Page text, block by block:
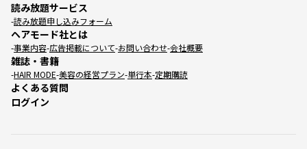
読み放題サービス
読み放題申し込みフォーム
ヘアモード社とは
事業内容 広告掲載について お問い合わせ 会社概要
雑誌・書籍
HAIR MODE 美容の経営プラン 単行本 定期購読
よくある質問
ログイン